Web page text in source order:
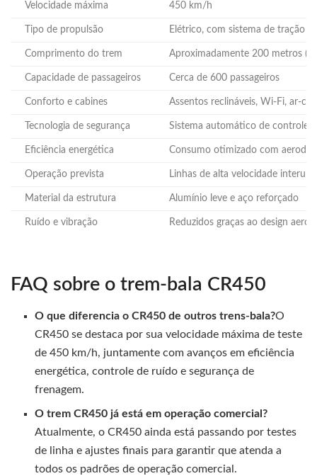
Velocidade máxima 450 km/h
Tipo de propulsão Elétrico, com sistema de tração
Comprimento do trem Aproximadamente 200 metros
Capacidade de passageiros Cerca de 600 passageiros
Conforto e cabines Assentos reclináveis, Wi-Fi, ar-
Tecnologia de segurança Sistema automático de controle
Eficiência energética Consumo otimizado com
Operação prevista Linhas de alta velocidade
Material da estrutura Alumínio leve e aço reforçado
Ruído e vibração Reduzidos graças ao design
FAQ sobre o trem-bala CR450
O que diferencia o CR450 de outros trens-bala?O
CR450 se destaca por sua velocidade máxima de teste
de 450 km/h, juntamente com avanços em eficiência
energética, controle de ruído e segurança de
frenagem.
O trem CR450 já está em operação comercial?
Atualmente, o CR450 ainda está passando por testes
de linha e ajustes finais para garantir que atenda a
todos os padrões de operação comercial.